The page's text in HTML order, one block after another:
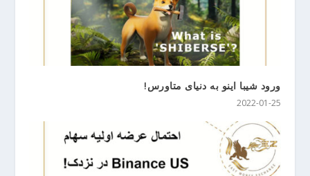
ورود شیبا اینو به دنیای متاورس!
2022-01-25